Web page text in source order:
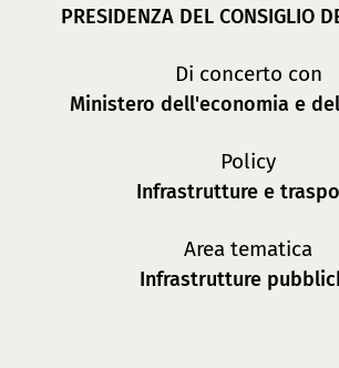
PRESIDENZA DEL CONSIGLIO
Di concerto con
Ministero dell'economia e
Policy
Infrastrutture e
Area tematica
Infrastrutture